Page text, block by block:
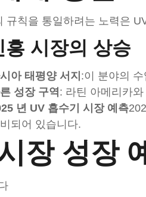
규칙을 통일하려는 노력은
흥 시장의 상승
아 태평양 서지 :이 분야의
성장 구역 : 라틴 아메리카
년 UV 흡수기 시장 예측
되어 있습니다.
장 성장